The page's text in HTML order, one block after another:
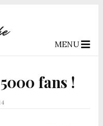
MENU
fans !